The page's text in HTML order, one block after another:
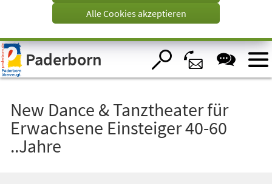
Visuelle
Assistenzsoftware
öffnen.
Alle Cookies akzeptieren
Paderborn
New Dance & Tanztheater für
Erwachsene Einsteiger 40-60
..Jahre